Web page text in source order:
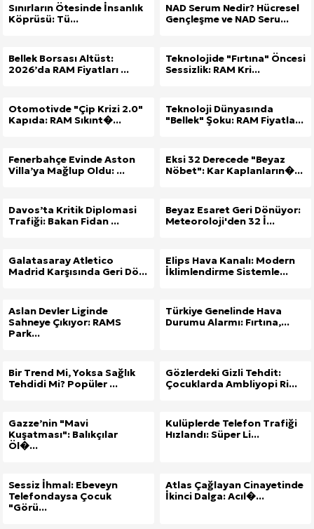
Sınırların Ötesinde İnsanlık
Köprüsü: Tü...
NAD Serum Nedir? Hücresel
Gençleşme ve NAD Seru...
Bellek Borsası Altüst:
2026’da RAM Fiyatları ...
Teknolojide "Fırtına" Öncesi
Sessizlik: RAM Kri...
Otomotivde "Çip Krizi 2.0"
Kapıda: RAM Sıkınt�...
Teknoloji Dünyasında
"Bellek" Şoku: RAM Fiyatla...
Fenerbahçe Evinde Aston
Villa’ya Mağlup Oldu: ...
Eksi 32 Derecede "Beyaz
Nöbet": Kar Kaplanların�...
Davos’ta Kritik Diplomasi
Trafiği: Bakan Fidan ...
Beyaz Esaret Geri Dönüyor:
Meteoroloji'den 32 İ...
Galatasaray Atletico
Madrid Karşısında Geri Dö...
Elips Hava Kanalı: Modern
İklimlendirme Sistemle...
Aslan Devler Liginde
Sahneye Çıkıyor: RAMS
Park...
Türkiye Genelinde Hava
Durumu Alarmı: Fırtına,...
Bir Trend Mi, Yoksa Sağlık
Tehdidi Mi? Popüler ...
Gözlerdeki Gizli Tehdit:
Çocuklarda Ambliyopi Ri...
Gazze’nin "Mavi
Kuşatması": Balıkçılar
Öl�...
Kulüplerde Telefon Trafiği
Hızlandı: Süper Li...
Sessiz İhmal: Ebeveyn
Telefondaysa Çocuk
"Görü...
Atlas Çağlayan Cinayetinde
İkinci Dalga: Acıl�...